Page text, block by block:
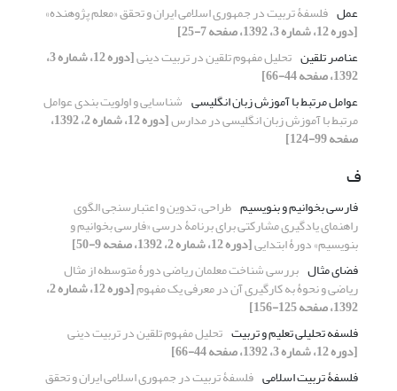
عمل فلسفۀ تربیت در جمهوری اسلامی ایران و تحقق «معلم پژوهنده»
[دوره 12، شماره 3، 1392، صفحه 7-25]
عناصر تلقین تحلیل مفهوم تلقین در تربیت دینی [دوره 12، شماره 3،
1392، صفحه 44-66]
عوامل مرتبط با آموزش زبان انگلیسی شناسایی و اولویت بندی عوامل
مرتبط با آموزش زبان انگلیسی در مدارس [دوره 12، شماره 2، 1392،
صفحه 99-124]
ف
فارسی بخوانیم و بنویسیم طراحی، تدوین و اعتبارسنجی الگوی
راهنمای یادگیری مشارکتی برای برنامۀ درسی «فارسی بخوانیم و
بنویسیم» دورۀ ابتدایی[دوره 12، شماره 2، 1392، صفحه 9-50]
فضای مثال بررسی شناخت معلمان ریاضی دورۀ متوسطه از مثال
ریاضی و نحوۀ به کارگیری آن در معرفی یک مفهوم [دوره 12، شماره 2،
1392، صفحه 125-156]
فلسفه تحلیلی تعلیم و تربیت تحلیل مفهوم تلقین در تربیت دینی
[دوره 12، شماره 3، 1392، صفحه 44-66]
فلسفۀ تربیت اسلامی فلسفۀ تربیت در جمهوری اسلامی ایران و تحقق